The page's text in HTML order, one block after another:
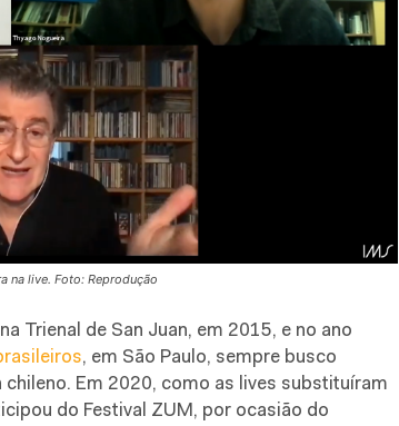
na live. Foto: Reprodução
na Trienal de San Juan, em 2015, e no ano
, em São Paulo, sempre busco
Em 2020, como as lives substituíram
do Festival ZUM, por ocasião do